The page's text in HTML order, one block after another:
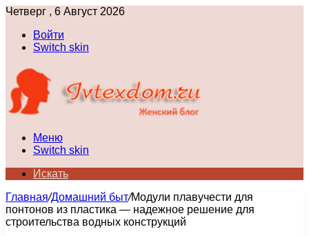
Четверг , 6 Август 2026
Войти
Switch skin
Меню
Switch skin
Искать
Главная/Домашний быт/Модули плавучести для
понтонов из пластика — надежное решение для
строительства водных конструкций